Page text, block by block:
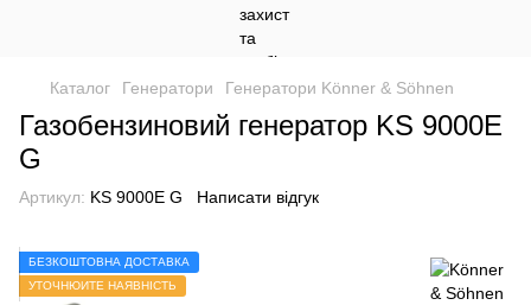
Каталог Генератори Генератори Könner & Söhnen
Газобензиновий генератор KS 9000E
G
Артикул: KS 9000E G Написати відгук
БЕЗКОШТОВНА ДОСТАВКА
УТОЧНЮЙТЕ НАЯВНІСТЬ